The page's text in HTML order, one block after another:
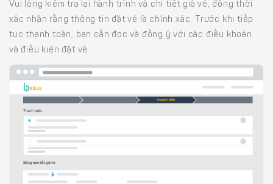
Vui lòng kiểm tra lại hành trình và chi tiết giá vé, đồng thời
xác nhận rằng thông tin đặt vé là chính xác. Trước khi tiếp
tục thanh toán, bạn cần đọc và đồng ý với các điều khoản
và điều kiện đặt vé